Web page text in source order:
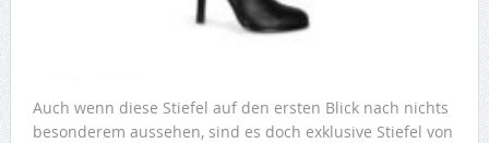
Auch wenn diese Stiefel auf den ersten Blick nach nichts
besonderem aussehen, sind es doch exklusive Stiefel von